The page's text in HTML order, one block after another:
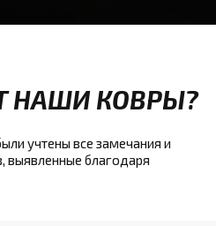
НАШИ КОВРЫ?
учтены все замечания и
выявленные благодаря